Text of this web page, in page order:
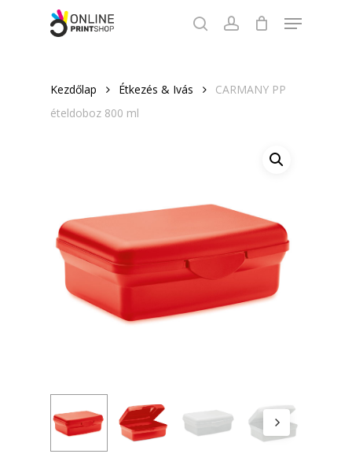
searchaccount
Menu
Kezdőlap Étkezés & Ivás
CARMANY PP
ételdoboz 800 ml